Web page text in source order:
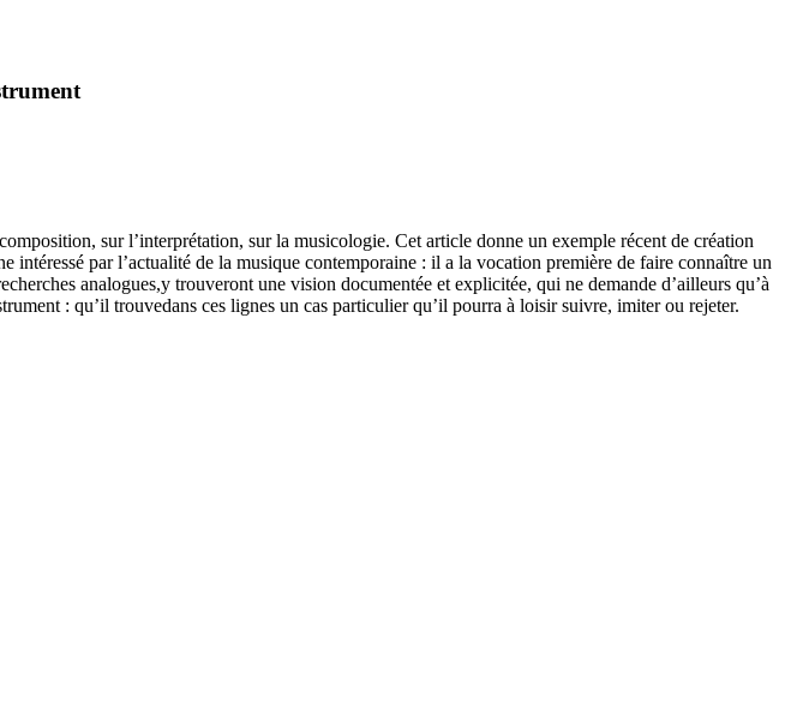
sur l’interprétation, sur la musicologie. Cet article donne un exemple récent de création
par l’actualité de la musique contemporaine : il a la vocation première de faire connaître un
analogues,y trouveront une vision documentée et explicitée, qui ne demande d’ailleurs qu’à
: qu’il trouvedans ces lignes un cas particulier qu’il pourra à loisir suivre, imiter ou rejeter.